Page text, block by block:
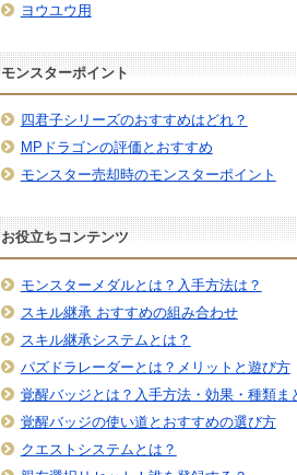
ヨウユウ用
モンスターポイント
四君子シリーズのおすすめはどれ？
MPドラゴンの評価とおすすめ
モンスター売却時のモンスターポイント
お役立ちコンテンツ
モンスターメダルとは？入手方法は？
スキル継承 おすすめの組み合わせ
スキル継承システムとは？
パズドラレーダーとは？メリットと遊び方
覚醒バッジとは？入手方法・効果・種類ま
覚醒バッジの使い道とおすすめの選び方
クエストシステムとは？